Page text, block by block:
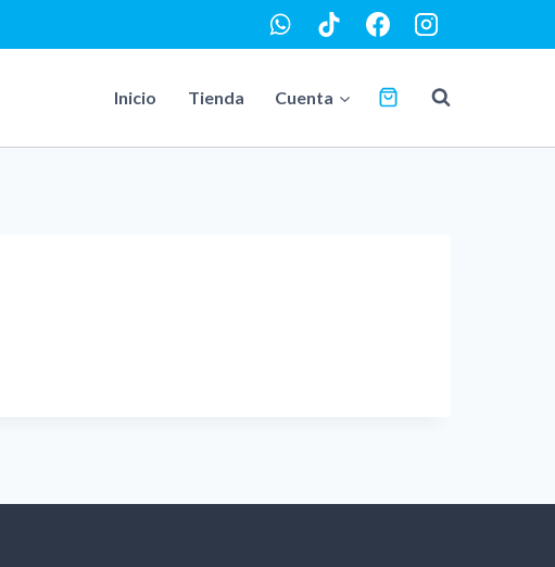
Inicio Tienda Cuenta